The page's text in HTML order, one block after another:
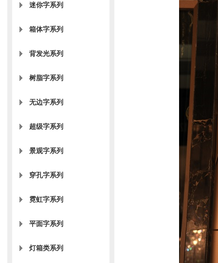
迷你字系列
箱体字系列
背发光系列
树脂字系列
无边字系列
超级字系列
景观字系列
穿孔字系列
霓虹字系列
平面字系列
灯箱类系列